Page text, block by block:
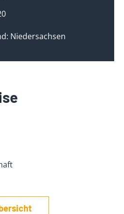
Niedersachsen